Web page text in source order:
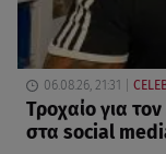
06.08.26, 21:31
Τροχαίο για
στα social